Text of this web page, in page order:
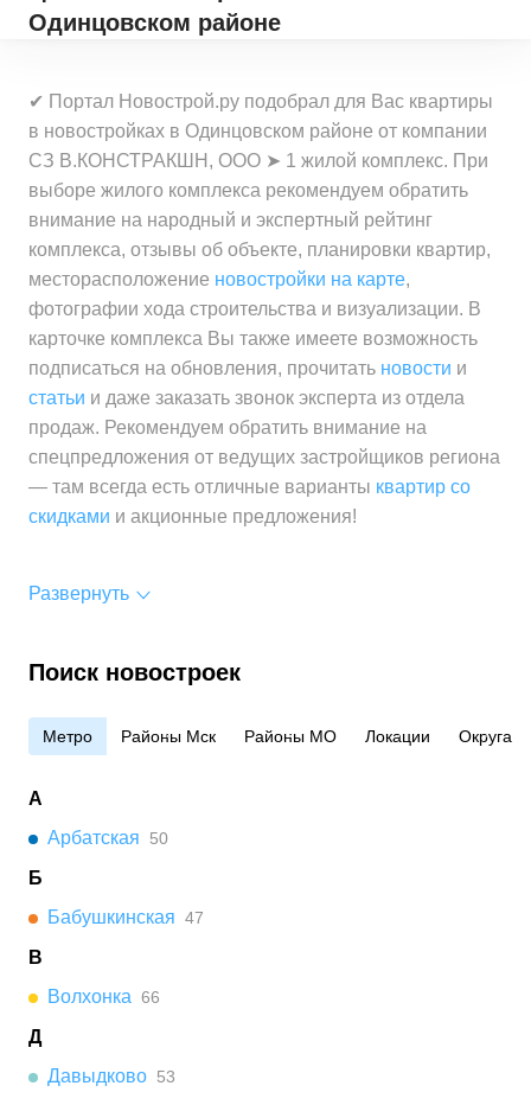
Одинцовском районе
✔ Портал Новострой.ру подобрал для Вас квартиры
в новостройках в Одинцовском районе от компании
СЗ В.КОНСТРАКШН, ООО ➤ 1 жилой комплекс. При
выборе жилого комплекса рекомендуем обратить
внимание на народный и экспертный рейтинг
комплекса, отзывы об объекте, планировки квартир,
месторасположение новостройки на карте,
фотографии хода строительства и визуализации. В
карточке комплекса Вы также имеете возможность
подписаться на обновления, прочитать новости и
статьи и даже заказать звонок эксперта из отдела
продаж. Рекомендуем обратить внимание на
спецпредложения от ведущих застройщиков региона
— там всегда есть отличные варианты квартир со
скидками и акционные предложения!
Развернуть
Поиск новостроек
Метро Районы Мск Районы МО Локации Округа
А
Арбатская
50
Б
Бабушкинская 47
В
Волхонка 66
Д
Давыдково 53